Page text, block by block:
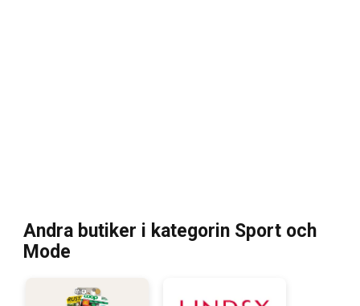
Andra butiker i kategorin Sport och
Mode